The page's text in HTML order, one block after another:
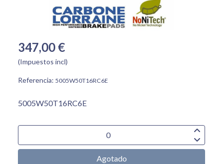
347,00 €
(Impuestos incl)
Referencia: 5005W50T16RC6E
5005W50T16RC6E
Agotado